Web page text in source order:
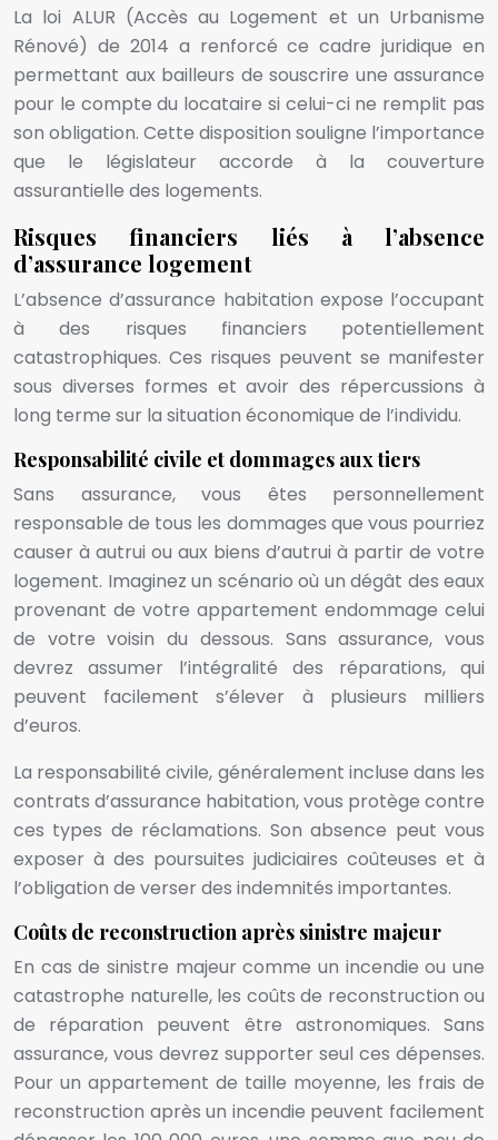
La loi ALUR (Accès au Logement et un Urbanisme
Rénové) de 2014 a renforcé ce cadre juridique en
permettant aux bailleurs de souscrire une assurance
pour le compte du locataire si celui-ci ne remplit pas
son obligation. Cette disposition souligne l’importance
que le législateur accorde à la couverture
assurantielle des logements.
Risques financiers liés à l’absence
d’assurance logement
L’absence d’assurance habitation expose l’occupant
à des risques financiers potentiellement
catastrophiques. Ces risques peuvent se manifester
sous diverses formes et avoir des répercussions à
long terme sur la situation économique de l’individu.
Responsabilité civile et dommages aux tiers
Sans assurance, vous êtes personnellement
responsable de tous les dommages que vous pourriez
causer à autrui ou aux biens d’autrui à partir de votre
logement. Imaginez un scénario où un dégât des eaux
provenant de votre appartement endommage celui
de votre voisin du dessous. Sans assurance, vous
devrez assumer l’intégralité des réparations, qui
peuvent facilement s’élever à plusieurs milliers
d’euros.
La responsabilité civile, généralement incluse dans les
contrats d’assurance habitation, vous protège contre
ces types de réclamations. Son absence peut vous
exposer à des poursuites judiciaires coûteuses et à
l’obligation de verser des indemnités importantes.
Coûts de reconstruction après sinistre majeur
En cas de sinistre majeur comme un incendie ou une
catastrophe naturelle, les coûts de reconstruction ou
de réparation peuvent être astronomiques. Sans
assurance, vous devrez supporter seul ces dépenses.
Pour un appartement de taille moyenne, les frais de
reconstruction après un incendie peuvent facilement